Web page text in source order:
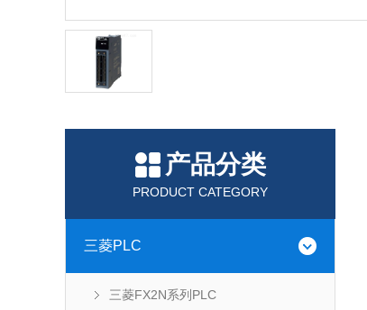
产品分类
PRODUCT CATEGORY
三菱PLC
三菱FX2N系列PLC